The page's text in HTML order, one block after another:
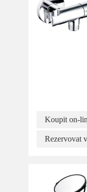
Koupit on-
Rezervovat